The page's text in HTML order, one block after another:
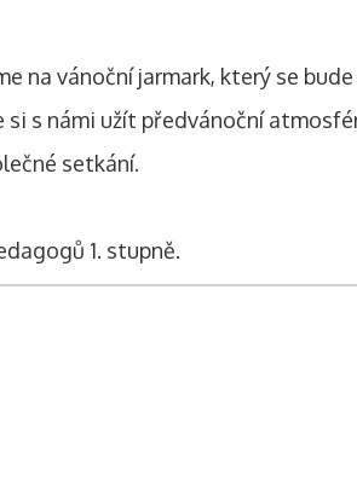
na vánoční jarmark, který se
s námi užít předvánoční
setkání.
1. stupně.